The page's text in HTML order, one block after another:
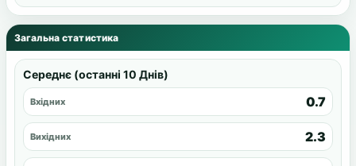
Загальна статистика
Середнє (останні 10 Днів)
Вхідних 0.7
Вихідних 2.3